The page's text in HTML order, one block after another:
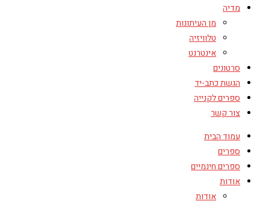
מדיה
מן העיתונות
טלוויזיה
אינטרנט
סרטונים
הגשת כתב-יד
ספרים לקנייה
צור קשר
עמוד הבית
ספרים
ספרים חינמיים
אודות
אודות